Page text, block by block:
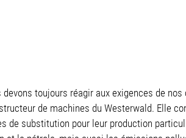
toujours réagir aux exigences de
de machines du Westerwald. Elle
de substitution pour leur production